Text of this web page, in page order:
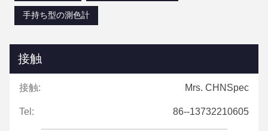
手持ち型の測色計
接触
接触: Mrs. CHNSpec
Tel: 86--13732210605